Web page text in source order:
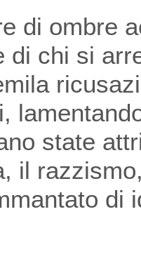
di ombre
di chi si
state
il
di